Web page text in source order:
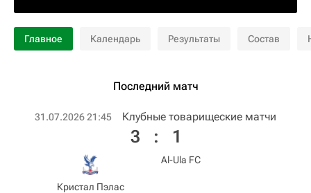
Главное Календарь Результаты Состав
Последний матч
31.07.2026 21:45 Клубные товарищеские матчи
Кристал Пэлас
3 : 1
Al-Ula FC